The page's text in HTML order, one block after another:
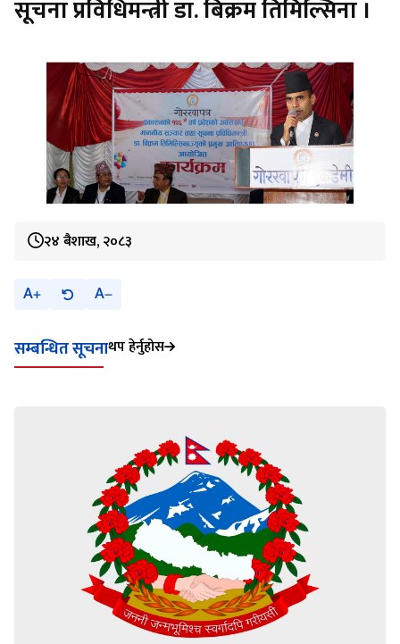
सूचना प्रविधिमन्त्री डा. बिक्रम तिमिल्सिना ।
२४ बैशाख, २०८३
A A
सम्बन्धित सूचनाथप हेर्नुहोस